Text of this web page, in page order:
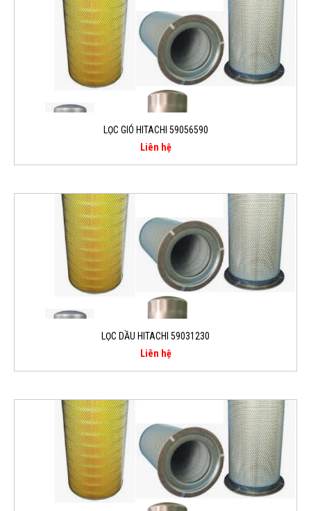
LỌC GIÓ HITACHI 59056590
Liên hệ
LỌC DẦU HITACHI 59031230
Liên hệ